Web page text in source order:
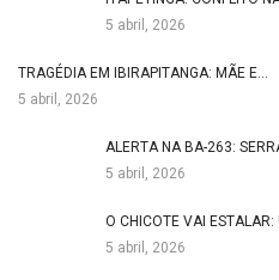
5 abril, 2026
TRAGÉDIA EM IBIRAPITANGA: MÃE E…
5 abril, 2026
ALERTA NA BA-263:
5 abril, 2026
O CHICOTE VAI
5 abril, 2026